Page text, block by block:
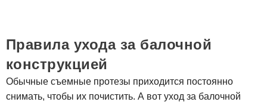
Правила ухода за балочной
конструкцией
Обычные съемные протезы приходится постоянно
снимать, чтобы их почистить. А вот уход за балочной